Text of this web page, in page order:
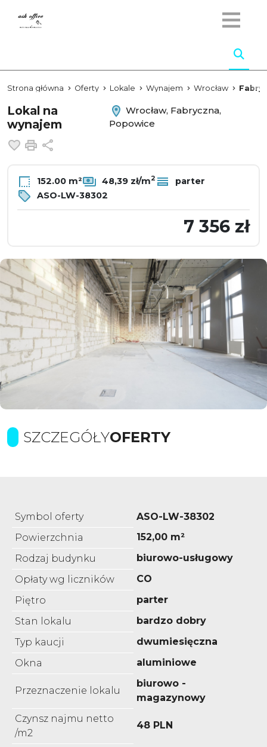
Strona główna Oferty Lokale Wynajem Wrocław
Lokal na
wynajem
Wrocław, Fabryczna,
Popowice
Dodaj do ulubionych
Drukuj
152.00 m² 48,39 zł/m2
parter
ASO-LW-38302
7 356 zł
SZCZEGÓŁYOFERTY
Symbol oferty
ASO-LW-38302
Powierzchnia
152,00 m²
Rodzaj budynku
biurowo-usługowy
Opłaty wg liczników
CO
Piętro
parter
Stan lokalu
bardzo dobry
Typ kaucji
dwumiesięczna
Okna
aluminiowe
Przeznaczenie lokalu
biurowo -
magazynowy
Czynsz najmu netto
/m2
48 PLN